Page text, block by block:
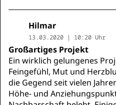
Hilmar
13.03.2020 | 10:20 Uhr
Großartiges Projekt
Ein wirklich gelungenes
Feingefühl, Mut und
die Gegend seit vielen
Höhe- und